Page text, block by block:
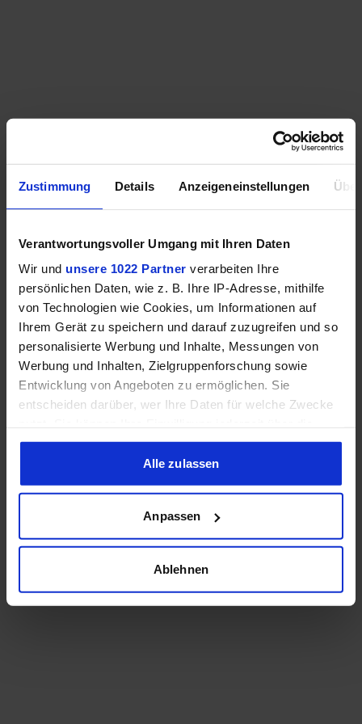
Zustimmung Details Anzeigeneinstellungen
Verantwortungsvoller Umgang mit Ihren Daten
Wir und unsere 1022 Partner verarbeiten Ihre
persönlichen Daten, wie z. B. Ihre IP-Adresse, mithilfe
von Technologien wie Cookies, um Informationen auf
Ihrem Gerät zu speichern und darauf zuzugreifen und so
personalisierte Werbung und Inhalte, Messungen von
Werbung und Inhalten, Zielgruppenforschung sowie
Entwicklung von Angeboten zu ermöglichen. Sie
entscheiden darüber, wer Ihre Daten für welche Zwecke
Cookie-Erklärung oder durch Klicken auf das Privacy
Trigger Symbol ändern oder widerrufen
Informationen über Ihre geografische Lage erfassen,
welche bis auf einige Meter genau sein können
Ihr Gerät durch aktives Scannen nach bestimmten
Erfahren Sie mehr darüber, wie Ihre persönlichen Daten
Alle zulassen
Anpassen
Ablehnen